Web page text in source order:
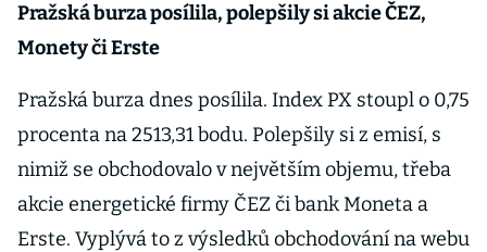
Pražská burza posílila, polepšily si akcie ČEZ,
Monety či Erste
Pražská burza dnes posílila. Index PX stoupl o 0,75
procenta na 2513,31 bodu. Polepšily si z emisí, s
nimiž se obchodovalo v největším objemu, třeba
akcie energetické firmy ČEZ či bank Moneta a
Erste. Vyplývá to z výsledků obchodování na webu